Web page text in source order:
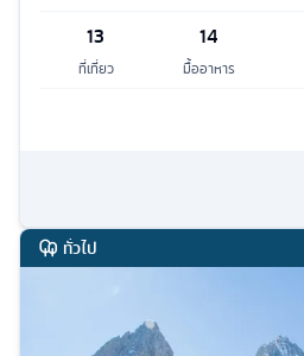
13
ที่เที่ยว
14
มื้ออาหาร
ทั่วไป